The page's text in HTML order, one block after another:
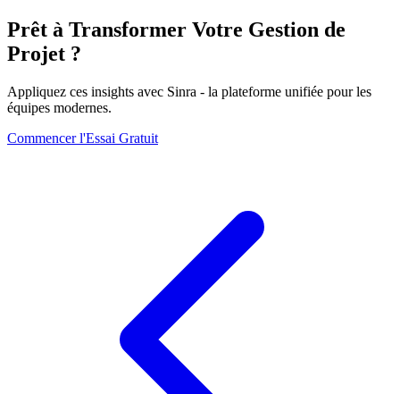
Prêt à Transformer Votre Gestion de
Projet ?
Appliquez ces insights avec Sinra - la plateforme unifiée pour les
équipes modernes.
Commencer l'Essai Gratuit